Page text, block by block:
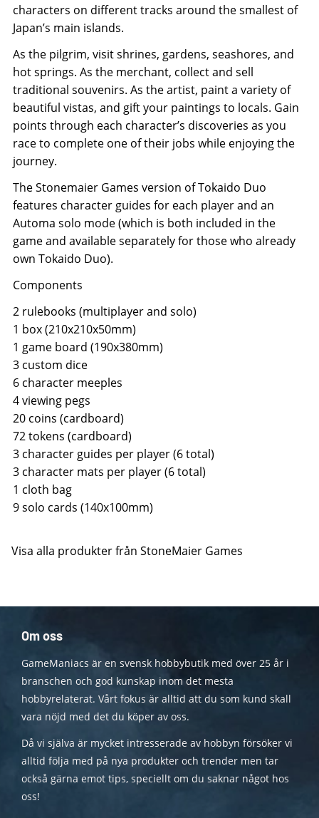
characters on different tracks around the smallest of
Japan’s main islands.
As the pilgrim, visit shrines, gardens, seashores, and
hot springs. As the merchant, collect and sell
traditional souvenirs. As the artist, paint a variety of
beautiful vistas, and gift your paintings to locals. Gain
points through each character’s discoveries as you
race to complete one of their jobs while enjoying the
journey.
The Stonemaier Games version of Tokaido Duo
features character guides for each player and an
Automa solo mode (which is both included in the
game and available separately for those who already
own Tokaido Duo).
Components
2 rulebooks (multiplayer and solo)
1 box (210x210x50mm)
1 game board (190x380mm)
3 custom dice
6 character meeples
4 viewing pegs
20 coins (cardboard)
72 tokens (cardboard)
3 character guides per player (6 total)
3 character mats per player (6 total)
1 cloth bag
9 solo cards (140x100mm)
Visa alla produkter från StoneMaier Games
Om oss
GameManiacs är en svensk hobbybutik med över 25 år i
branschen och god kunskap inom det mesta
hobbyrelaterat. Vårt fokus är alltid att du som kund skall
vara nöjd med det du köper av oss.
Då vi själva är mycket intresserade av hobbyn försöker vi
alltid följa med på nya produkter och trender men tar
också gärna emot tips, speciellt om du saknar något hos
oss!